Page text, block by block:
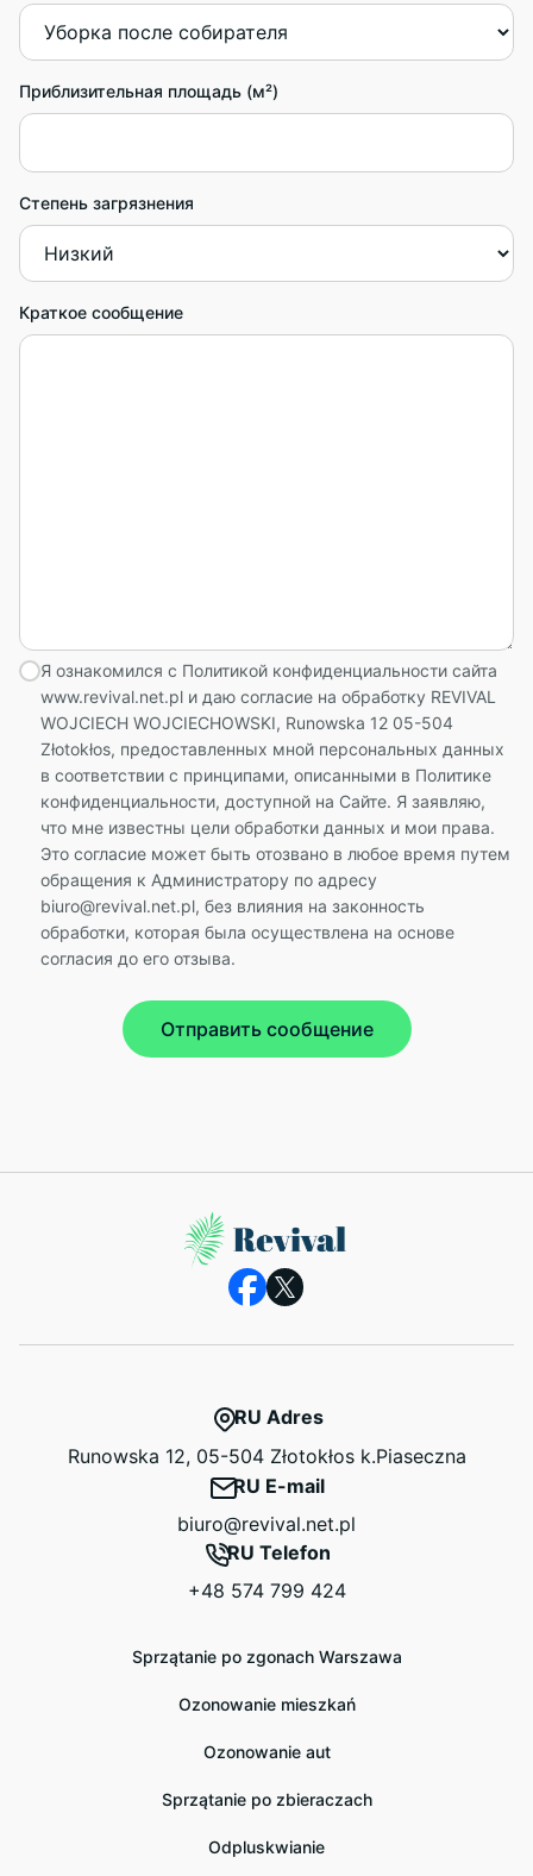
Приблизительная площадь (м²)
Степень загрязнения
Краткое сообщение
Я ознакомился с Политикой конфиденциальности сайта
www.revival.net.pl и даю согласие на обработку REVIVAL
WOJCIECH WOJCIECHOWSKI, Runowska 12 05-504
Złotokłos, предоставленных мной персональных данных
в соответствии с принципами, описанными в Политике
конфиденциальности, доступной на Сайте. Я заявляю,
что мне известны цели обработки данных и мои права.
Это согласие может быть отозвано в любое время путем
обращения к Администратору по адресу
biuro@revival.net.pl, без влияния на законность
обработки, которая была осуществлена на основе
согласия до его отзыва.
RU Adres
Runowska 12, 05-504 Złotokłos k.Piaseczna
RU E-mail
biuro@revival.net.pl
RU Telefon
+48 574 799 424
Sprzątanie po zgonach Warszawa
Ozonowanie mieszkań
Ozonowanie aut
Sprzątanie po zbieraczach
Odpluskwianie